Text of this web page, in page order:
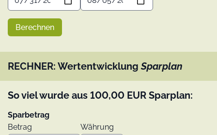
Berechnen
RECHNER: WertentwicklungSparplan
So viel wurde aus 100,00 EUR Sparplan:
Sparbetrag
Betrag
Währung